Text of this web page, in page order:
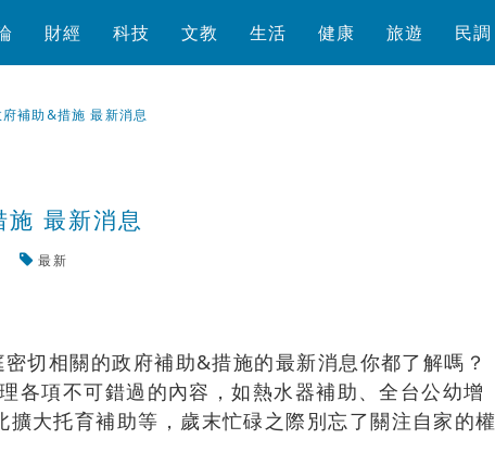
財經 科技 文教 生活 健康 旅遊 民調
補助&措施 最新消息
最新消息
最新
切相關的政府補助&措施的最新消息你都了解嗎？
各項不可錯過的內容，如熱水器補助、全台公幼增
大托育補助等，歲末忙碌之際別忘了關注自家的權